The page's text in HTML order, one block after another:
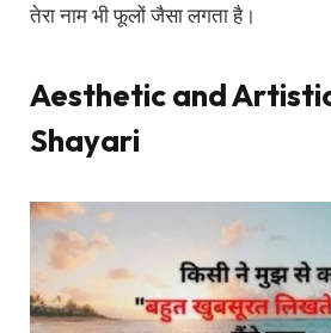
तेरा नाम भी फूलों जैसा लगता है।
Aesthetic and
Shayari